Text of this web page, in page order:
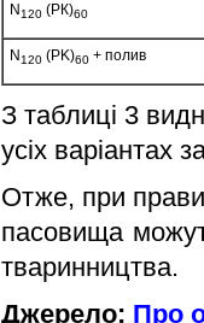
N120 (РК)60
N120 (PK)60 + полив
З таблиці 3
усіх варіантах
Отже, при
пасовища
тваринництва.
Джерело: Про